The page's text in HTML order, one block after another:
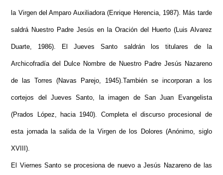
la Virgen del Amparo Auxiliadora (Enrique Herencia, 1987). Más tarde
saldrá Nuestro Padre Jesús en la Oración del Huerto (Luis Alvarez
Duarte, 1986). El Jueves Santo saldrán los titulares de la
Archicofradía del Dulce Nombre de Nuestro Padre Jesús Nazareno
de las Torres (Navas Parejo, 1945).También se incorporan a los
cortejos del Jueves Santo, la imagen de San Juan Evangelista
(Prados López, hacia 1940). Completa el discurso procesional de
esta jornada la salida de la Virgen de los Dolores (Anónimo, siglo
XVIII).
El Viernes Santo se procesiona de nuevo a Jesús Nazareno de las